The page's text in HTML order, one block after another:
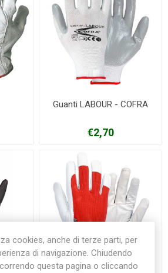
Guanti LABOUR - COFRA
€2,70
cookies, anche di terze parti, per
di navigazione. Chiudendo
questa pagina o cliccando